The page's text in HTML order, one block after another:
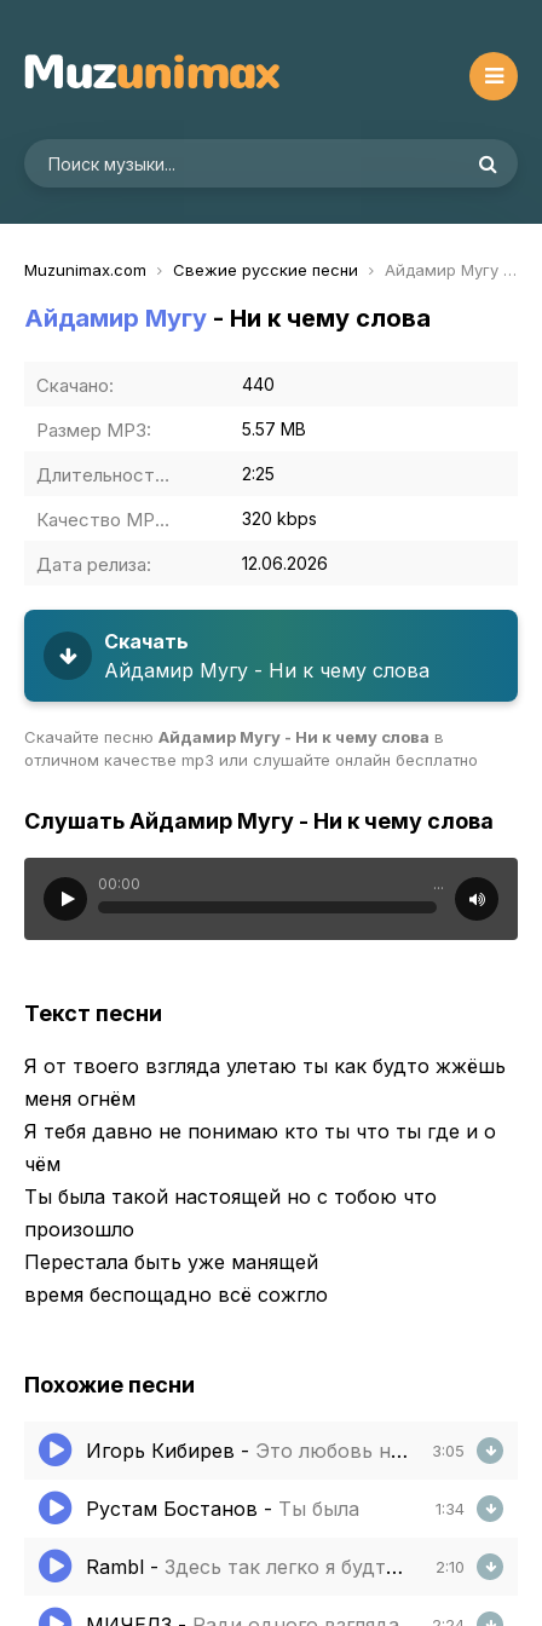
Muzunimax.com Свежие русские песни Айдамир Мугу - Ни к чему слова
Айдамир Мугу - Ни к чему слова
Скачано: 440
Размер MP3: 5.57 MB
Длительность MP3: 2:25
Качество MP3: 320 kbps
Дата релиза: 12.06.2026
Скачать
Айдамир Мугу - Ни к чему слова
Скачайте песню Айдамир Мугу - Ни к чему слова в
отличном качестве mp3 или слушайте онлайн бесплатно
Слушать Айдамир Мугу - Ни к чему слова
00:00 ...
Текст песни
Я от твоего взгляда улетаю ты как будто жжёшь
меня огнём
Я тебя давно не понимаю кто ты что ты где и о
чём
Ты была такой настоящей но с тобою что
произошло
Перестала быть уже манящей
время беспощадно всё сожгло
Похожие песни
Игорь Кибирев - Это любовь не грешная 3:05
Рустам Бостанов - Ты была 1:34
Rambl - Здесь так легко я будто улетаю 2:10